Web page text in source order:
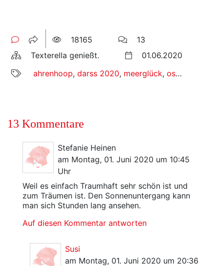
18165
13
Texterella genießt.
01.06.2020
ahrenhoop, darss 2020, meerglück, ostsee
13 Kommentare
Stefanie Heinen
am Montag, 01. Juni 2020 um 10:45
Uhr
Weil es einfach Traumhaft sehr schön ist und
zum Träumen ist. Den Sonnenuntergang kann
man sich Stunden lang ansehen.
Auf diesen Kommentar antworten
Susi
am Montag, 01. Juni 2020 um 20:36